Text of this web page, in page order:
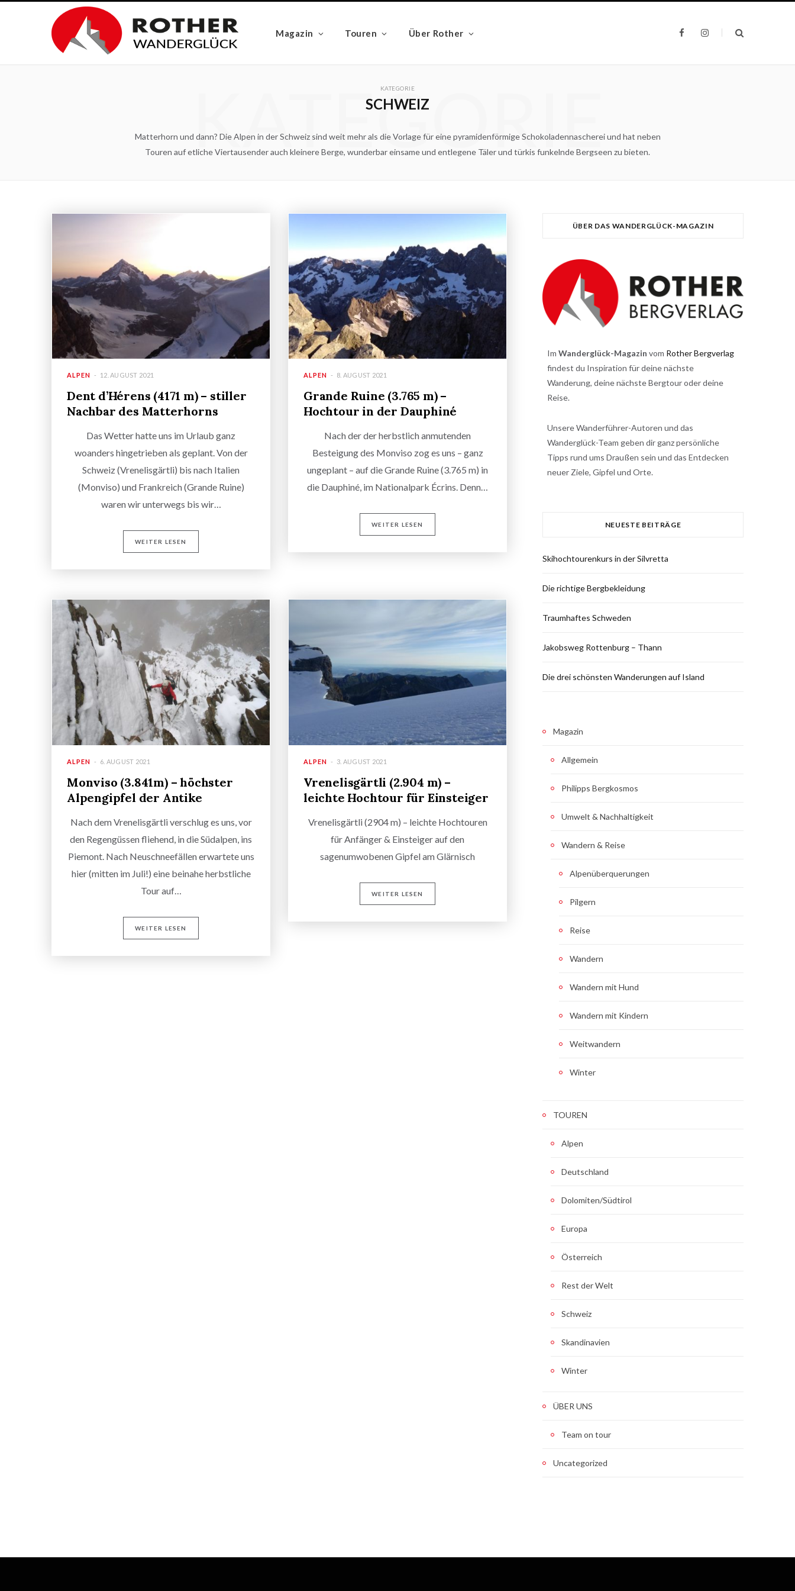
Magazin Touren Über Rother
I
KATEGORIE
SCHWEIZ
KATEGORIE
Matterhorn und dann? Die Alpen in der Schweiz sind weit mehr als die Vorlage für eine pyramidenförmige Schokoladennascherei und hat neben
Touren auf etliche Viertausender auch kleinere Berge, wunderbar einsame und entlegene Täler und türkis funkelnde Bergseen zu bieten.
ALPEN 12. AUGUST 2021
Dent d’Hérens (4171 m) – stiller
Nachbar des Matterhorns
Das Wetter hatte uns im Urlaub ganz
woanders hingetrieben als geplant. Von der
Schweiz (Vrenelisgärtli) bis nach Italien
(Monviso) und Frankreich (Grande Ruine)
waren wir unterwegs bis wir…
WEITER LESEN
ALPEN 8. AUGUST 2021
Grande Ruine (3.765 m) –
Hochtour in der Dauphiné
Nach der der herbstlich anmutenden
Besteigung des Monviso zog es uns – ganz
ungeplant – auf die Grande Ruine (3.765 m) in
die Dauphiné, im Nationalpark Écrins. Denn…
WEITER LESEN
ALPEN 6. AUGUST 2021
Monviso (3.841m) – höchster
Alpengipfel der Antike
Nach dem Vrenelisgärtli verschlug es uns, vor
den Regengüssen fliehend, in die Südalpen, ins
Piemont. Nach Neuschneefällen erwartete uns
hier (mitten im Juli!) eine beinahe herbstliche
Tour auf…
WEITER LESEN
ALPEN 3. AUGUST 2021
Vrenelisgärtli (2.904 m) –
leichte Hochtour für Einsteiger
Vrenelisgärtli (2904 m) – leichte Hochtouren
für Anfänger & Einsteiger auf den
sagenumwobenen Gipfel am Glärnisch
WEITER LESEN
ÜBER DAS WANDERGLÜCK-MAGAZIN
Im Wanderglück-Magazin vom Rother Bergverlag
findest du Inspiration für deine nächste
Wanderung, deine nächste Bergtour oder deine
Reise.
Unsere Wanderführer-Autoren und das
Wanderglück-Team geben dir ganz persönliche
Tipps rund ums Draußen sein und das Entdecken
neuer Ziele, Gipfel und Orte.
NEUESTE BEITRÄGE
Skihochtourenkurs in der Silvretta
Die richtige Bergbekleidung
Traumhaftes Schweden
Jakobsweg Rottenburg – Thann
Die drei schönsten Wanderungen auf Island
Magazin
Allgemein
Philipps Bergkosmos
Umwelt & Nachhaltigkeit
Wandern & Reise
Alpenüberquerungen
Pilgern
Reise
Wandern
Wandern mit Hund
Wandern mit Kindern
Weitwandern
Winter
TOUREN
Alpen
Deutschland
Dolomiten/Südtirol
Europa
Österreich
Rest der Welt
Schweiz
Skandinavien
Winter
ÜBER UNS
Team on tour
Uncategorized